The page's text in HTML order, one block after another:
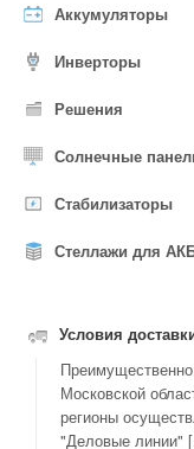
Аккумуляторы
Инверторы
Решения
Солнечные
Стабилизаторы
Стеллажи для
Условия
Московской
регионы
"Деловые линии"